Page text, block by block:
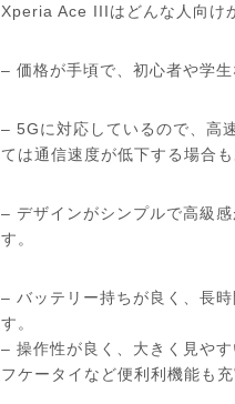
Xperia Ace IIIはどんな人向け
– 価格が手頃で、初心者や学
– 5Gに対応しているので、高
ては通信速度が低下する場合も
– デザインがシンプルで高級
す。
– バッテリー持ちが良く、長
す。
– 操作性が良く、大きく見や
フケータイなど便利利機能も充